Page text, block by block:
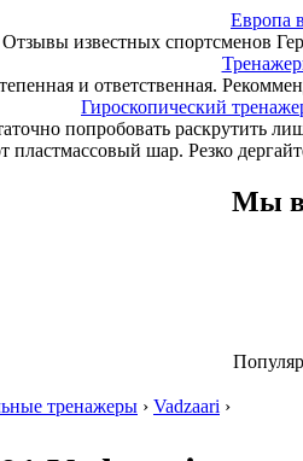
Европа
Отзывы известных спортсменов
и ответственная.
Гироскопический
попробовать раскрутить
пластмассовый шар. Резко
Мы в
тренажеры › Vadzaari ›